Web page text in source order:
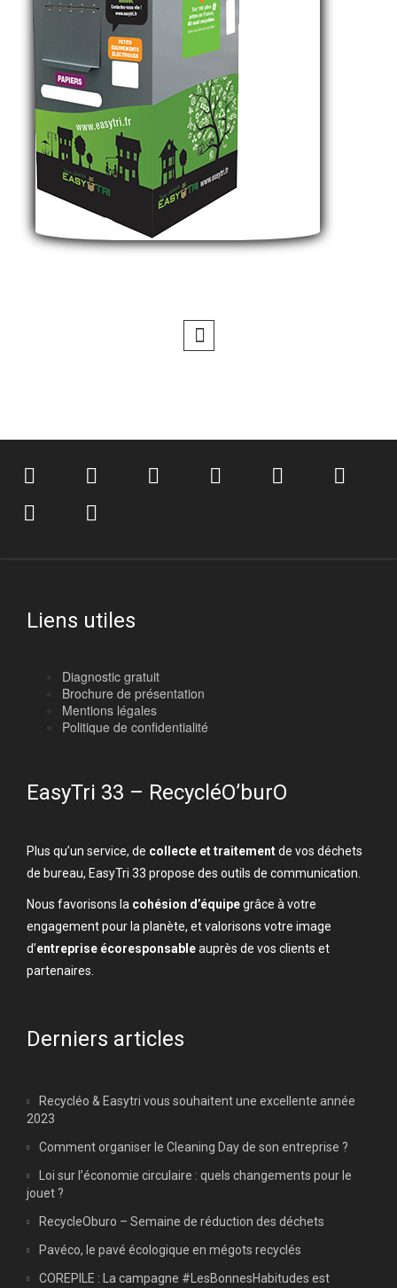
Liens utiles
Diagnostic gratuit
Brochure de présentation
Mentions légales
Politique de confidentialité
EasyTri 33 – RecycléO’burO
Plus qu’un service, de collecte et traitementde vos déchets
de bureau, EasyTri 33 propose des outils de communication.
Nous favorisons la cohésion d’équipegrâce à votre
engagement pour la planète, et valorisons votre image
d’entreprise écoresponsableauprès de vos clients et
partenaires.
Derniers articles
Recycléo & Easytri vous souhaitent une excellente année
2023
Comment organiser le Cleaning Day de son entreprise ?
Loi sur l’économie circulaire : quels changements pour le
jouet ?
RecycleOburo – Semaine de réduction des déchets
Pavéco, le pavé écologique en mégots recyclés
COREPILE : La campagne #LesBonnesHabitudes est